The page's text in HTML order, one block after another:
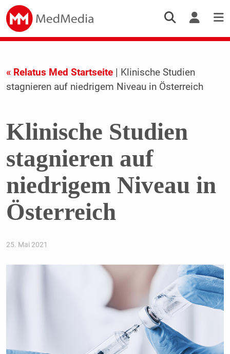
« Relatus Med Startseite| Klinische Studien
stagnieren auf niedrigem Niveau in Österreich
Klinische Studien
stagnieren auf
niedrigem Niveau in
Österreich
25. Mai 2021